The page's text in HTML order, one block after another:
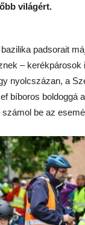
világért.
padsorait
–
nyolcszázan, a
bíboros boldoggá
be az